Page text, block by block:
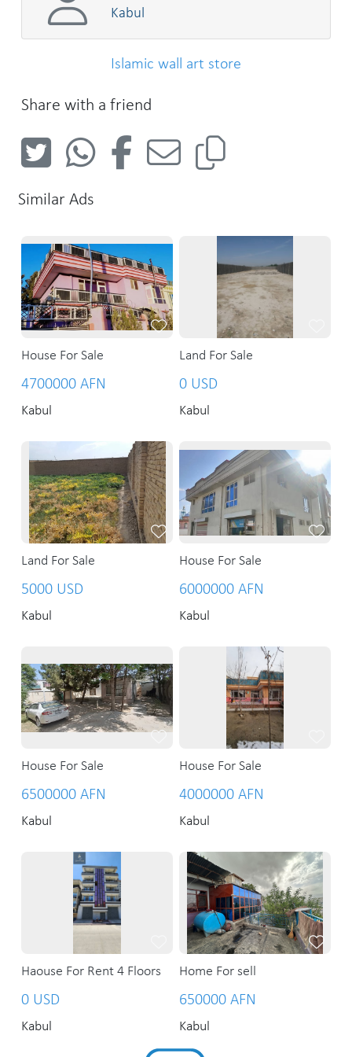
Kabul
Islamic wall art store
Share with a friend
Similar Ads
House For Sale
4700000 AFN
Kabul
Land For Sale
0 USD
Kabul
Land For Sale
5000 USD
Kabul
House For Sale
6000000 AFN
Kabul
House For Sale
6500000 AFN
Kabul
House For Sale
4000000 AFN
Kabul
Haouse For Rent 4 Floors
0 USD
Kabul
Home For sell
650000 AFN
Kabul